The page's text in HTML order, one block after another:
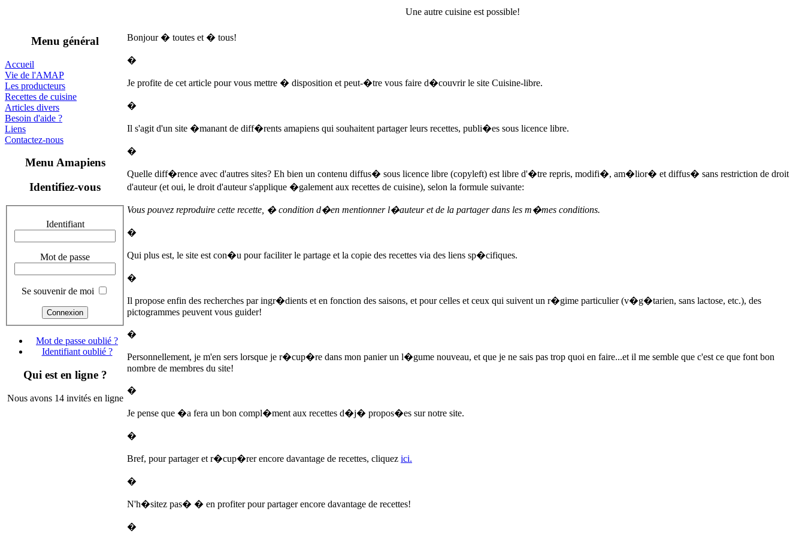
Menu général
Accueil
Vie de l'AMAP
Les producteurs
Recettes de cuisine
Articles divers
Besoin d'aide ?
Liens
Contactez-nous
Menu Amapiens
Identifiez-vous
Identifiant
Mot de passe
Se souvenir de moi
Mot de passe oublié ?
Identifiant oublié ?
Qui est en ligne ?
Nous avons 14 invités en ligne
Une autre cuisine est possible!
Bonjour � toutes et � tous!
�
Je profite de cet article pour vous mettre � disposition et peut-�tre vous faire d�couvrir le site Cuisine-libre.
�
Il s'agit d'un site �manant de diff�rents amapiens qui souhaitent partager leurs recettes, publi�es sous licence libre.
�
Quelle diff�rence avec d'autres sites? Eh bien un contenu diffus� sous licence libre (copyleft) est libre d'�tre repris, modifi�, am�lior� et diffus� sans restriction de droit
d'auteur (et oui, le droit d'auteur s'applique �galement aux recettes de cuisine), selon la formule suivante:
Vous pouvez reproduire cette recette, � condition d�en mentionner l�auteur et de la partager dans les m�mes conditions.
�
Qui plus est, le site est con�u pour faciliter le partage et la copie des recettes via des liens sp�cifiques.
�
Il propose enfin des recherches par ingr�dients et en fonction des saisons, et pour celles et ceux qui suivent un r�gime particulier (v�g�tarien, sans lactose, etc.), des
pictogrammes peuvent vous guider!
�
Personnellement, je m'en sers lorsque je r�cup�re dans mon panier un l�gume nouveau, et que je ne sais pas trop quoi en faire...et il me semble que c'est ce que font bon
nombre de membres du site!
�
Je pense que �a fera un bon compl�ment aux recettes d�j� propos�es sur notre site.
�
Bref, pour partager et r�cup�rer encore davantage de recettes, cliquez ici.
�
N'h�sitez pas� � en profiter pour partager encore davantage de recettes!
�